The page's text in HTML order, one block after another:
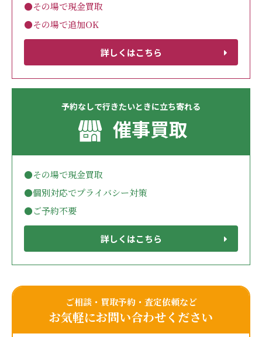
●その場で現金買取
●その場で追加OK
詳しくはこちら
予約なしで行きたいときに立ち寄れる
催事買取
●その場で現金買取
●個別対応でプライバシー対策
●ご予約不要
詳しくはこちら
ご相談・買取予約・査定依頼など
お気軽にお問い合わせください